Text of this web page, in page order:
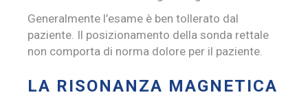
Generalmente l’esame è ben tollerato dal
paziente. Il posizionamento della sonda rettale
non comporta di norma dolore per il paziente.
LA RISONANZA MAGNETICA